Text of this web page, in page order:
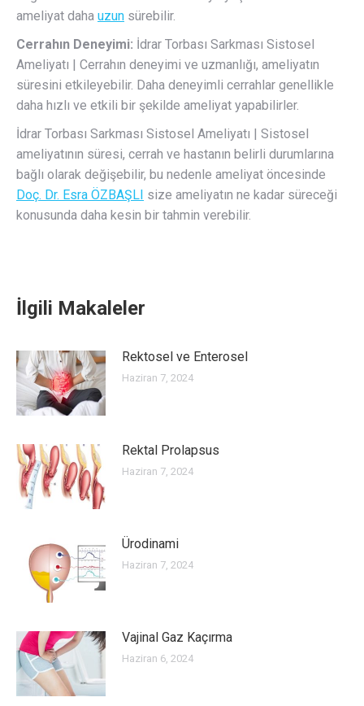
ameliyat daha uzun sürebilir.
Cerrahın Deneyimi: İdrar Torbası Sarkması Sistosel
Ameliyatı | Cerrahın deneyimi ve uzmanlığı, ameliyatın
süresini etkileyebilir. Daha deneyimli cerrahlar genellikle
daha hızlı ve etkili bir şekilde ameliyat yapabilirler.
İdrar Torbası Sarkması Sistosel Ameliyatı | Sistosel
ameliyatının süresi, cerrah ve hastanın belirli durumlarına
bağlı olarak değişebilir, bu nedenle ameliyat öncesinde
Doç. Dr. Esra ÖZBAŞLI size ameliyatın ne kadar süreceği
konusunda daha kesin bir tahmin verebilir.
İlgili Makaleler
Rektosel ve Enterosel
Haziran 7, 2024
Rektal Prolapsus
Haziran 7, 2024
Ürodinami
Haziran 7, 2024
Vajinal Gaz Kaçırma
Haziran 6, 2024